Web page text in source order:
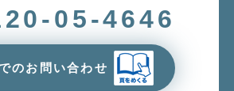
05-4646
のお問い合わせ